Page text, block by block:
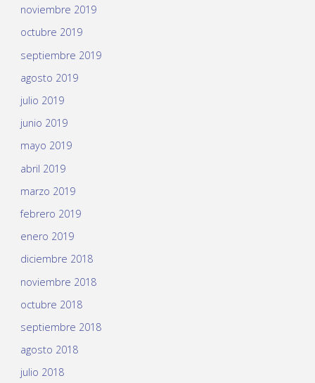
noviembre 2019
octubre 2019
septiembre 2019
agosto 2019
julio 2019
junio 2019
mayo 2019
abril 2019
marzo 2019
febrero 2019
enero 2019
diciembre 2018
noviembre 2018
octubre 2018
septiembre 2018
agosto 2018
julio 2018